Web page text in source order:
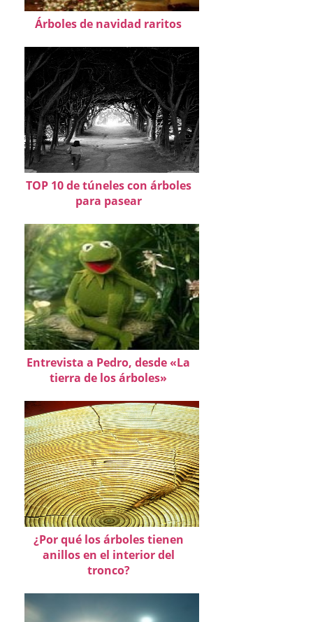
Árboles de navidad raritos
TOP 10 de túneles con árboles
para pasear
Entrevista a Pedro, desde «La
tierra de los árboles»
¿Por qué los árboles tienen
anillos en el interior del
tronco?